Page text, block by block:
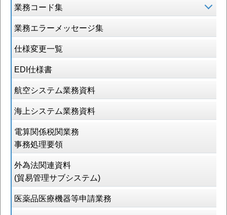
業務コード集
業務エラーメッセージ集
仕様変更一覧
EDI仕様書
航空システム業務資料
海上システム業務資料
電算関係税関業務
事務処理要領
外為法関連資料
(貿易管理サブシステム)
医薬品医療機器等申請業務